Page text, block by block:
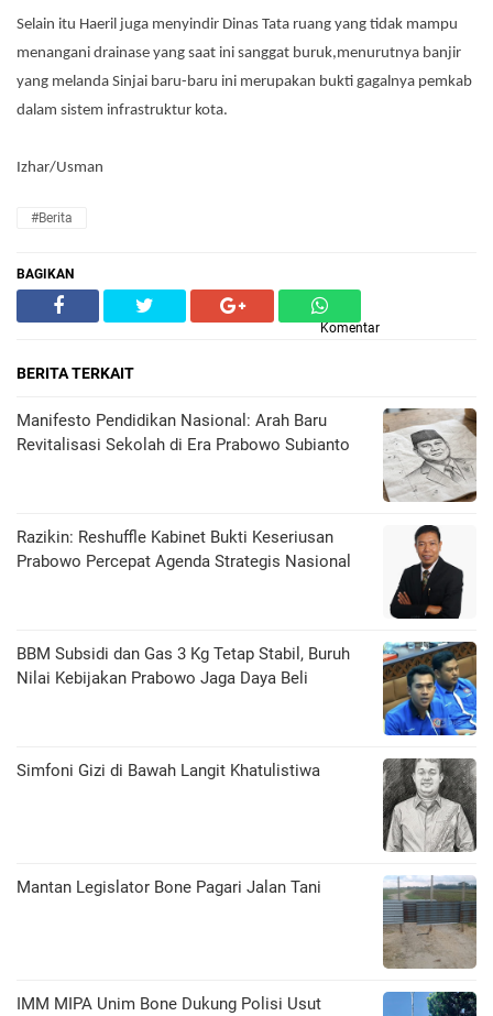
Selain itu Haeril juga menyindir Dinas Tata ruang yang tidak mampu
menangani drainase yang saat ini sanggat buruk,menurutnya banjir
yang melanda Sinjai baru-baru ini merupakan bukti gagalnya pemkab
dalam sistem infrastruktur kota.
Izhar/Usman
#Berita
BAGIKAN
Komentar
BERITA TERKAIT
Manifesto Pendidikan Nasional: Arah Baru
Revitalisasi Sekolah di Era Prabowo Subianto
Razikin: Reshuffle Kabinet Bukti Keseriusan
Prabowo Percepat Agenda Strategis Nasional
BBM Subsidi dan Gas 3 Kg Tetap Stabil, Buruh
Nilai Kebijakan Prabowo Jaga Daya Beli
​Simfoni Gizi di Bawah Langit Khatulistiwa
Mantan Legislator Bone Pagari Jalan Tani
IMM MIPA Unim Bone Dukung Polisi Usut